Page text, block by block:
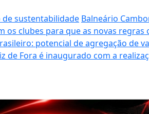
sustentabilidade Balneário
os clubes para que as novas regras
potencial de agregação de
de Fora é inaugurado com a